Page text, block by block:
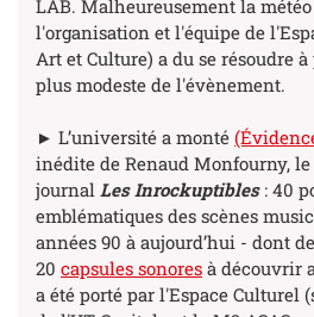
LAB. Malheureusement la
l'organisation et l'équipe de
Art et Culture) a du se résoudre
plus modeste de l'évènement.
► L’université a monté
inédite de Renaud Monfourny,
journal Les Inrockuptibles: 40
emblématiques des scènes
années 90 à aujourd’hui - dont
20 capsules sonores à découvrir
a été porté par l'Espace Culturel